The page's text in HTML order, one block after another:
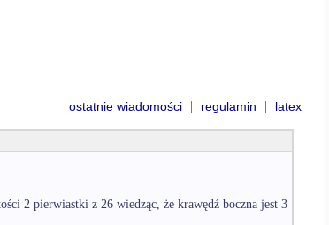
ostatnie wiadomości | regulamin | latex
2 pierwiastki z 26 wiedząc, że krawędź boczna jest 3